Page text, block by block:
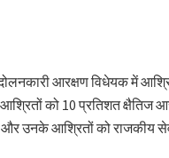
आरक्षण विधेयक में
को 10 प्रतिशत
और उनके आश्रितों को